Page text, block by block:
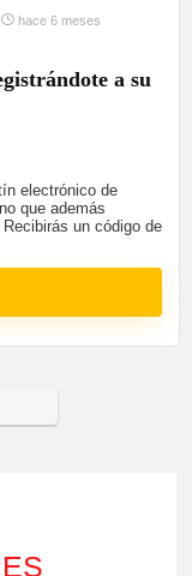
hace 6 meses
a su
electrónico de
que además
un código de